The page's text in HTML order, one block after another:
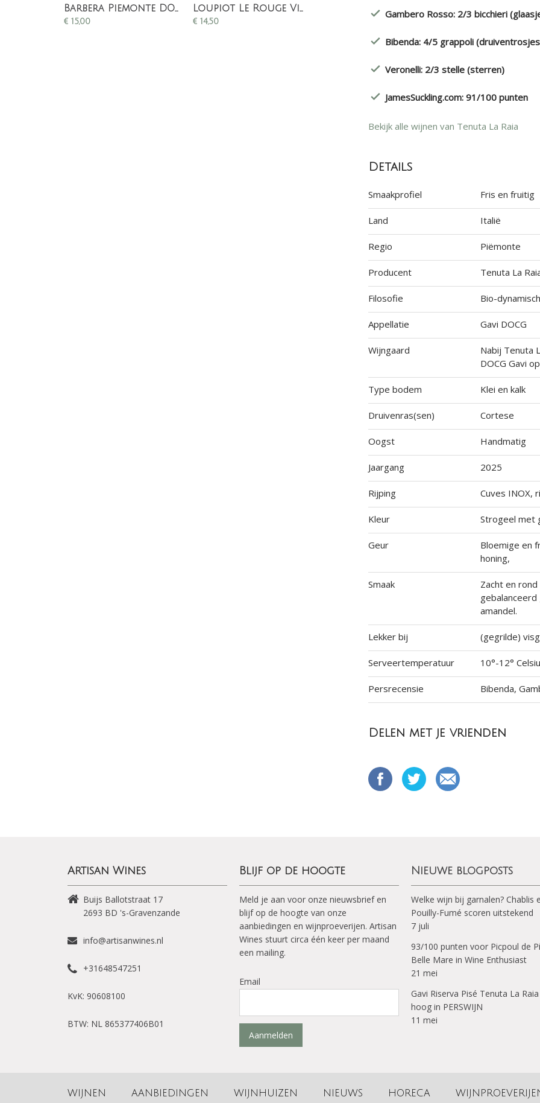
Barbera Piemonte DOC Bruente
€ 15,00
Loupiot Le Rouge Vin de France
€14,50
Gambero Rosso: 2/3 bicchieri
Bibenda: 4/5 grappoli
Veronelli: 2/3 stelle (sterren)
JamesSuckling.com: 91/100 punten
Bekijk alle wijnen van Tenuta La Raia
Details
Smaakprofiel Fris en fruitig
Land Italië
Regio Piëmonte
Producent Tenuta La
Filosofie Bio-
Appellatie Gavi DOCG
Wijngaard
Nabij Tenuta
DOCG Gavi
Type bodem Klei en kalk
Druivenras(sen) Cortese
Oogst Handmatig
Jaargang 2025
Rijping Cuves INOX,
Kleur Strogeel met
Geur
Bloemige en
honing,
Smaak
Zacht en
amandel.
Lekker bij (gegrilde)
Serveertemperatuur 10°-12°
Persrecensie Bibenda,
Delen met je vrienden
Artisan Wines
Buijs Ballotstraat 17
2693 BD 's-Gravenzande
info@artisanwines.nl
+31648547251
KvK: 90608100
BTW: NL 865377406B01
Blijf op de hoogte
Meld je aan voor onze nieuwsbrief en
blijf op de hoogte van onze
aanbiedingen en wijnproeverijen. Artisan
Wines stuurt circa één keer per maand
een mailing.
Email
Aanmelden
Nieuwe blogposts
Welke wijn bij garnalen? Chablis
Pouilly-Fumé scoren uitstekend
7 juli
93/100 punten voor Picpoul de
Belle Mare in Wine Enthusiast
21 mei
Gavi Riserva Pisé Tenuta La
hoog in PERSWIJN
11 mei
WIJNEN AANBIEDINGEN WIJNHUIZEN NIEUWS HORECA